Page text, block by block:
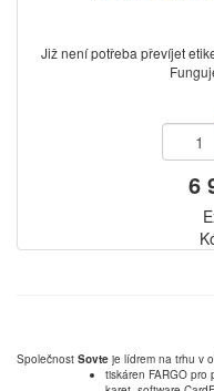
Již není potřeba převíjet
6
Společnost Sovte je lídrem na trhu v
tiskáren FARGO